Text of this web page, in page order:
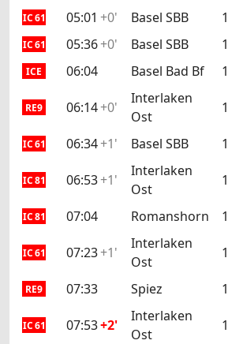
IC 61 05:01 +0' Basel SBB 1
IC 61 05:36+0' Basel SBB 1
ICE 06:04 Basel Bad Bf 1
RE9 06:14+0'
Interlaken
Ost
1
IC 61 06:34+1' Basel SBB 1
IC 81 06:53+1'
Interlaken
Ost
1
IC 81 07:04 Romanshorn 1
IC 61 07:23+1'
Interlaken
Ost
1
RE9 07:33 Spiez 1
IC 61 07:53+2'
Interlaken
Ost
1